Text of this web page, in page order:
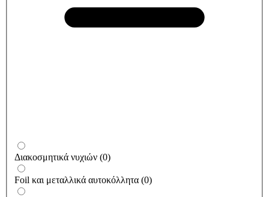
Διακοσμητικά νυχιών (0)
Foil και μεταλλικά αυτοκόλλητα (0)